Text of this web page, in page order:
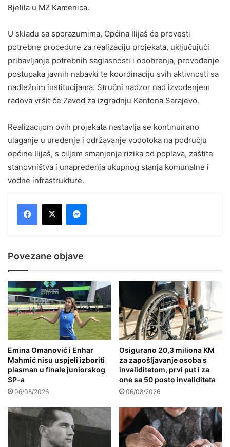
Bjelila u MZ Kamenica.
U skladu sa sporazumima, Općina Ilijaš će provesti
potrebne procedure za realizaciju projekata, uključujući
pribavljanje potrebnih saglasnosti i odobrenja, provođenje
postupaka javnih nabavki te koordinaciju svih aktivnosti sa
nadležnim institucijama. Stručni nadzor nad izvođenjem
radova vršit će Zavod za izgradnju Kantona Sarajevo.
Realizacijom ovih projekata nastavlja se kontinuirano
ulaganje u uređenje i održavanje vodotoka na području
općine Ilijaš, s ciljem smanjenja rizika od poplava, zaštite
stanovništva i unapređenja ukupnog stanja komunalne i
vodne infrastrukture.
Povezane objave
Emina Omanović i Enhar
Mahmić nisu uspjeli izboriti
plasman u finale juniorskog
SP-a
06/08/2026
Osigurano 20,3 miliona KM
za zapošljavanje osoba s
invaliditetom, prvi put i za
one sa 50 posto invaliditeta
06/08/2026